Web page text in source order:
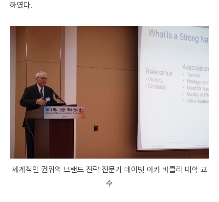
하였다.
세계적인 권위의 브랜드 전략 전문가 데이빗 아커 버클리 대학 교
수